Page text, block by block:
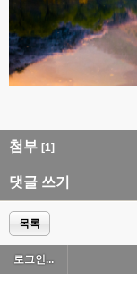
첨부 [1]
댓글 쓰기
목록
로그인...